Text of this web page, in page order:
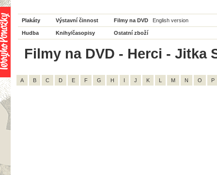
Plakáty Výstavní činnost Filmy na DVD English version
Hudba Knihy/časopisy Ostatní zboží
Filmy na DVD - Herci - Jitka
A B C D E F G H I J K L M N O P